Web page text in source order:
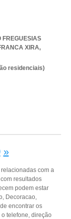
FREGUESIAS
XIRA,
residenciais)
»
com a
resultados
podem estar
Decoracao,
encontrar os
telefone, direção